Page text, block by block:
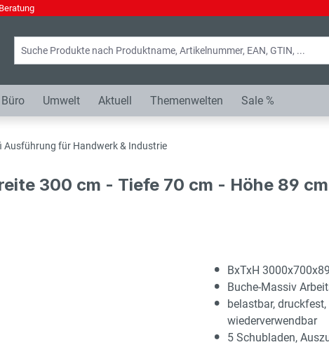
Büro Umwelt Aktuell Themenwelten Sale %
Ausführung für Handwerk & Industrie
300 cm - Tiefe 70 cm - Höhe 89
BxTxH
Buche-Massiv
belastbar,
wiederverwendbar
5 Schubladen,